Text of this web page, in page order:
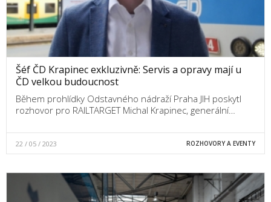
Šéf ČD Krapinec exkluzivně: Servis a opravy mají u
ČD velkou budoucnost
Během prohlídky Odstavného nádraží Praha JIH poskytl
rozhovor pro RAILTARGET Michal Krapinec, generální…
22 / 05 / 2023 ROZHOVORY A EVENTY